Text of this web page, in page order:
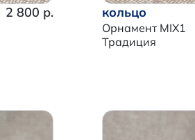
2 800 р. кольцо
Орнамент MIX1
Традиция